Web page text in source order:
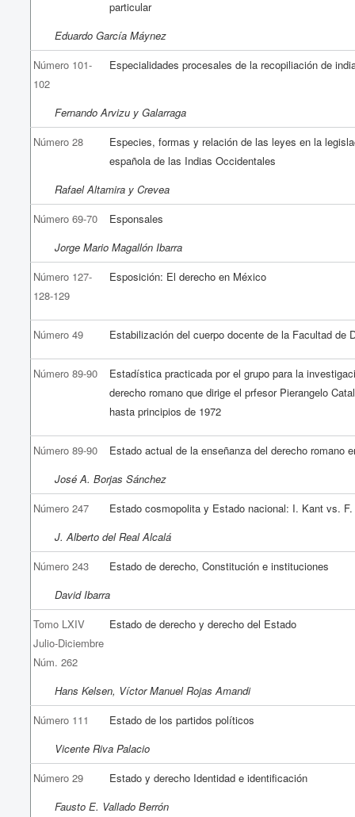
particular
Eduardo García Máynez
Número 101-
102
Especialidades procesales de la recopiliación de
Fernando Arvizu y Galarraga
Número 28
Especies, formas y relación de las leyes en la
española de las Indias Occidentales
Rafael Altamira y Crevea
Número 69-70
Esponsales
Jorge Mario Magallón Ibarra
Número 127-
128-129
Esposición: El derecho en México
Número 49 Estabilización del cuerpo docente de la Facultad de
Número 89-90
Estadística practicada por el grupo para la
derecho romano que dirige el prfesor Pierangelo
hasta principios de 1972
Número 89-90
Estado actual de la enseñanza del derecho romano
José A. Borjas Sánchez
Número 247
Estado cosmopolita y Estado nacional: I. Kant vs.
J. Alberto del Real Alcalá
Número 243
Estado de derecho, Constitución e instituciones
David Ibarra
Tomo LXIV
Julio-Diciembre
Núm. 262
Estado de derecho y derecho del Estado
Hans Kelsen, Víctor Manuel Rojas Amandi
Número 111
Estado de los partidos políticos
Vicente Riva Palacio
Número 29
Estado y derecho Identidad e identificación
Fausto E. Vallado Berrón